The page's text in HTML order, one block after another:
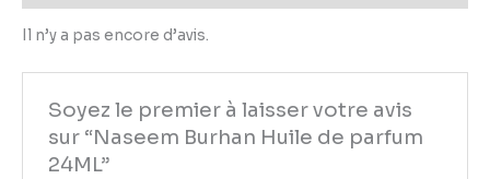
Il n’y a pas encore d’avis.
Soyez le premier à laisser votre avis
sur “Naseem Burhan Huile de parfum
24ML”